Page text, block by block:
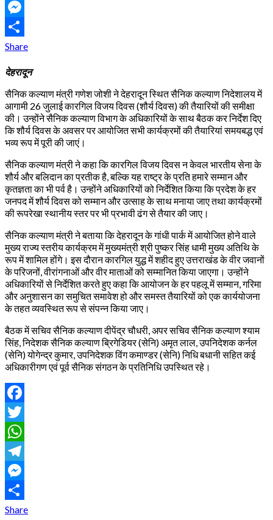
Telegram
Messenger
Share
देहरादून
सैनिक कल्याण मंत्री गणेश जोशी ने देहरादून स्थित सैनिक कल्याण निदेशालय में
आगामी 26 जुलाई कारगिल विजय दिवस (शौर्य दिवस) की तैयारियों की समीक्षा
की। उन्होंने सैनिक कल्याण विभाग के अधिकारियों के साथ बैठक कर निर्देश दिए
कि शौर्य दिवस के अवसर पर आयोजित सभी कार्यक्रमों की तैयारियां समयबद्ध एवं
भव्य रूप में पूरी की जाएं।
सैनिक कल्याण मंत्री ने कहा कि कारगिल विजय दिवस न केवल भारतीय सेना के
शौर्य और बलिदान का प्रतीक है, बल्कि यह राष्ट्र के प्रति हमारे सम्मान और
कृतज्ञता का भी पर्व है। उन्होंने अधिकारियों को निर्देशित किया कि प्रदेश के हर
जनपद में शौर्य दिवस को सम्मान और उत्साह के साथ मनाया जाए तथा कार्यक्रमों
की रूपरेखा स्थानीय स्तर पर भी प्रभावी ढंग से तैयार की जाए।
सैनिक कल्याण मंत्री ने बताया कि देहरादून के गांधी पार्क में आयोजित होने वाले
मुख्य राज्य स्तरीय कार्यक्रम में मुख्यमंत्री श्री पुष्कर सिंह धामी मुख्य अतिथि के
रूप में शामिल होंगे। इस दौरान कारगिल युद्ध में शहीद हुए उत्तराखंड के वीर जवानों
के परिजनों, वीरांगनाओं और वीर माताओं को सम्मानित किया जाएगा। उन्होंने
अधिकारियों से निर्देशित करते हुए कहा कि आयोजन के हर पहलू में सम्मान, गरिमा
और अनुशासन का समुचित समावेश हो और समस्त तैयारियों को एक कार्ययोजना
के तहत व्यवस्थित रूप से संपन्न किया जाए।
बैठक में सचिव सैनिक कल्याण दीपेंद्र चौधरी, अपर सचिव सैनिक कल्याण श्याम
सिंह, निदेशक सैनिक कल्याण ब्रिगेडियर (सेनि) अमृत लाल, उपनिदेशक कर्नल
(सेनि) योगेन्द्र कुमार, उपनिदेशक विंग कमाण्डर (सेनि) निधि बधानी सहित कई
अधिकारीगण एवं पूर्व सैनिक संगठन के प्रतिनिधि उपस्थित रहे।
Facebook
Twitter
WhatsApp
Telegram
Messenger
Share